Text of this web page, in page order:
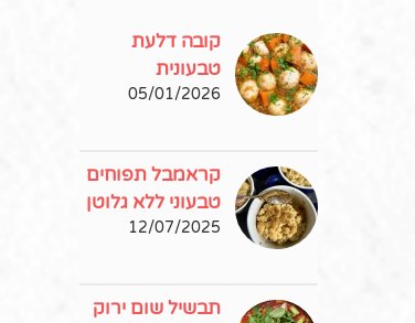
קובה דלעת
טבעונית
05/01/2026
קראמבל תפוחים
טבעוני ללא גלוטן
12/07/2025
תבשיל שום ירוק